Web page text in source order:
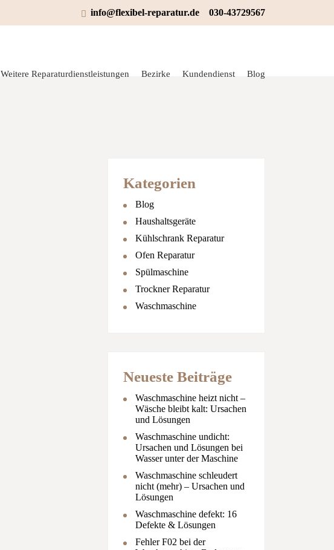
info@flexibel-reparatur.de 030-43729567
Weitere Reparaturdienstleistungen Bezirke Kundendienst Blog
Kategorien
Blog
Haushaltsgeräte
Kühlschrank Reparatur
Ofen Reparatur
Spülmaschine
Trockner Reparatur
Waschmaschine
Neueste Beiträge
Waschmaschine heizt nicht –
Wäsche bleibt kalt: Ursachen
und Lösungen
Waschmaschine undicht:
Ursachen und Lösungen bei
Wasser unter der Maschine
Waschmaschine schleudert
nicht (mehr) – Ursachen und
Lösungen
Waschmaschine defekt: 16
Defekte & Lösungen
Fehler F02 bei der